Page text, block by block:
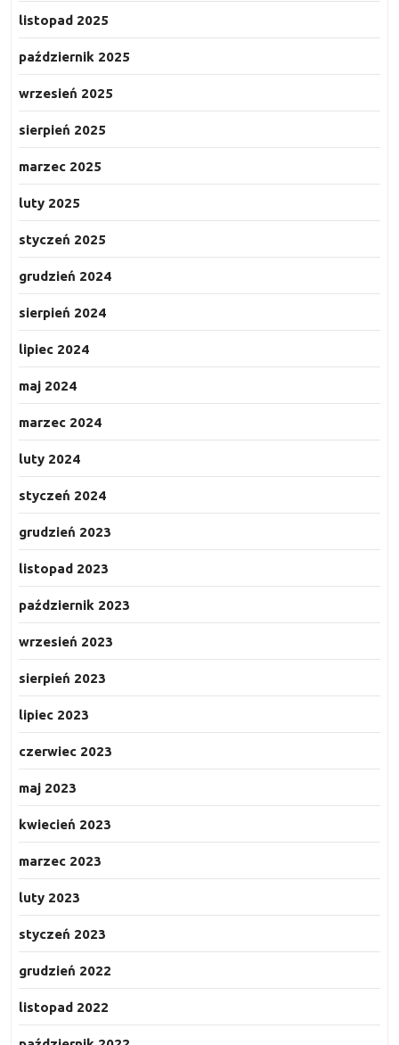
listopad 2025
październik 2025
wrzesień 2025
sierpień 2025
marzec 2025
luty 2025
styczeń 2025
grudzień 2024
sierpień 2024
lipiec 2024
maj 2024
marzec 2024
luty 2024
styczeń 2024
grudzień 2023
listopad 2023
październik 2023
wrzesień 2023
sierpień 2023
lipiec 2023
czerwiec 2023
maj 2023
kwiecień 2023
marzec 2023
luty 2023
styczeń 2023
grudzień 2022
listopad 2022